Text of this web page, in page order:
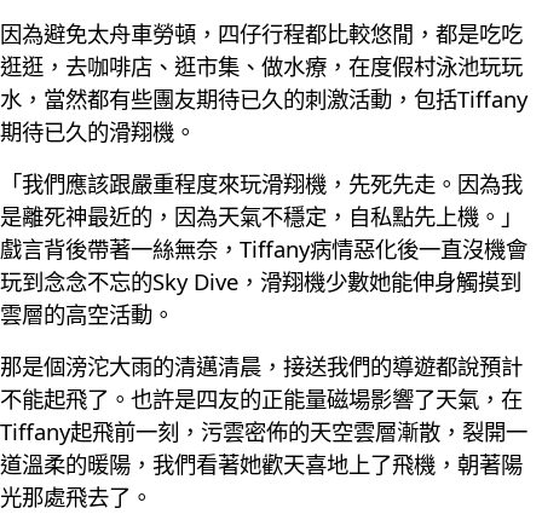
因為避免太舟車勞頓，四仔行程都比較悠閒，都是吃吃
逛逛，去咖啡店、逛市集、做水療，在度假村泳池玩玩
水，當然都有些團友期待已久的刺激活動，包括Tiffany
期待已久的滑翔機。
「我們應該跟嚴重程度來玩滑翔機，先死先走。因為我
是離死神最近的，因為天氣不穩定，自私點先上機。」
戲言背後帶著一絲無奈，Tiffany病情惡化後一直沒機會
玩到念念不忘的Sky Dive，滑翔機少數她能伸身觸摸到
雲層的高空活動。
那是個滂沱大雨的清邁清晨，接送我們的導遊都說預計
不能起飛了。也許是四友的正能量磁場影響了天氣，在
Tiffany起飛前一刻，污雲密佈的天空雲層漸散，裂開一
道溫柔的暖陽，我們看著她歡天喜地上了飛機，朝著陽
光那處飛去了。